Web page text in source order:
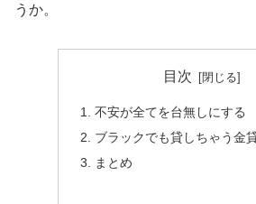
うか。
目次
不安が全てを台無しにする
ブラックでも貸しちゃう金
まとめ